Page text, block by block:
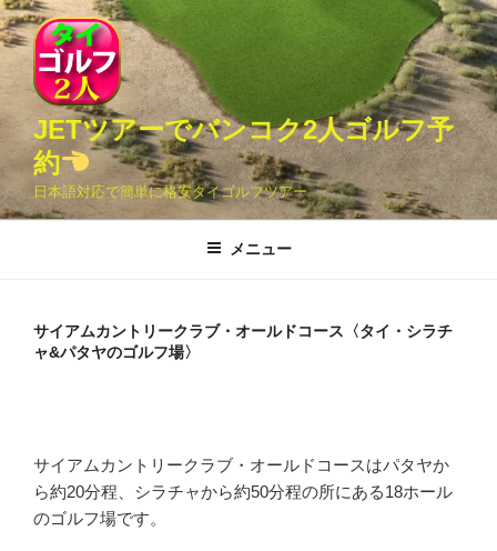
コ
ン
テ
ン
ツ
ス
キ
ッ
JETツアーでバンコク2人ゴルフ予
約
日本語対応で簡単に格安タイゴルフツアー
メニュー
サイアムカントリークラブ・オールドコース〈タイ・シラチ
ャ&パタヤのゴルフ場〉
サイアムカントリークラブ・オールドコースはパタヤか
ら約20分程、シラチャから約50分程の所にある18ホール
のゴルフ場です。